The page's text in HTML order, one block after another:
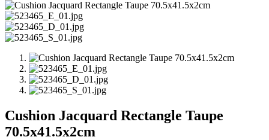
Cushion Jacquard Rectangle Taupe
70.5x41.5x2cm